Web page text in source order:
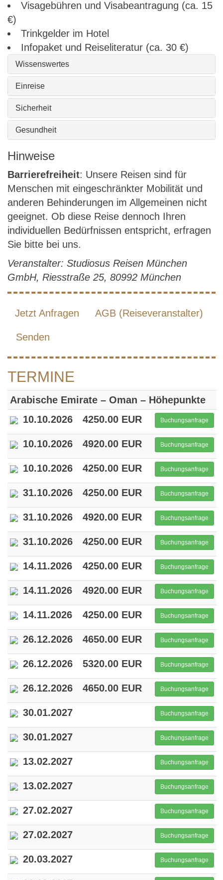
Visagebühren und Visabeantragung (ca. 15
€)
Trinkgelder im Hotel
Infopaket und Reiseliteratur (ca. 30 €)
Wissenswertes
Einreise
Sicherheit
Gesundheit
Hinweise
Barrierefreiheit: Unsere Reisen sind für
Menschen mit eingeschränkter Mobilität und
anderen Behinderungen im Allgemeinen nicht
geeignet. Ob diese Reise dennoch Ihren
individuellen Bedürfnissen entspricht, erfragen
Sie bitte bei uns.
Veranstalter: Studiosus Reisen München
GmbH, Riesstraße 25, 80992 München
Jetzt Anfragen AGB (Reiseveranstalter)
Senden
TERMINE
Arabische Emirate – Oman – Höhepunkte
10.10.2026
4250.00 EUR Buchungsanfrage
10.10.2026 4920.00 EUR Buchungsanfrage
10.10.2026 4250.00 EUR Buchungsanfrage
31.10.2026 4250.00 EUR Buchungsanfrage
31.10.2026 4920.00 EUR Buchungsanfrage
31.10.2026 4250.00 EUR Buchungsanfrage
14.11.2026 4250.00 EUR Buchungsanfrage
14.11.2026 4920.00 EUR Buchungsanfrage
14.11.2026 4250.00 EUR Buchungsanfrage
26.12.2026 4650.00 EUR Buchungsanfrage
26.12.2026 5320.00 EUR Buchungsanfrage
26.12.2026 4650.00 EUR Buchungsanfrage
30.01.2027 Buchungsanfrage
30.01.2027 Buchungsanfrage
13.02.2027 Buchungsanfrage
13.02.2027 Buchungsanfrage
27.02.2027 Buchungsanfrage
27.02.2027 Buchungsanfrage
20.03.2027 Buchungsanfrage